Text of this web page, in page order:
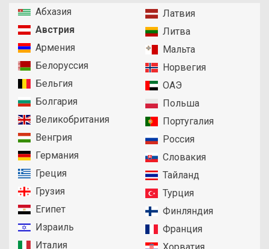
Абхазия
Австрия
Армения
Белоруссия
Бельгия
Болгария
Великобритания
Венгрия
Германия
Греция
Грузия
Египет
Израиль
Италия
Латвия
Литва
Мальта
Норвегия
ОАЭ
Польша
Португалия
Россия
Словакия
Тайланд
Турция
Финляндия
Франция
Хорватия